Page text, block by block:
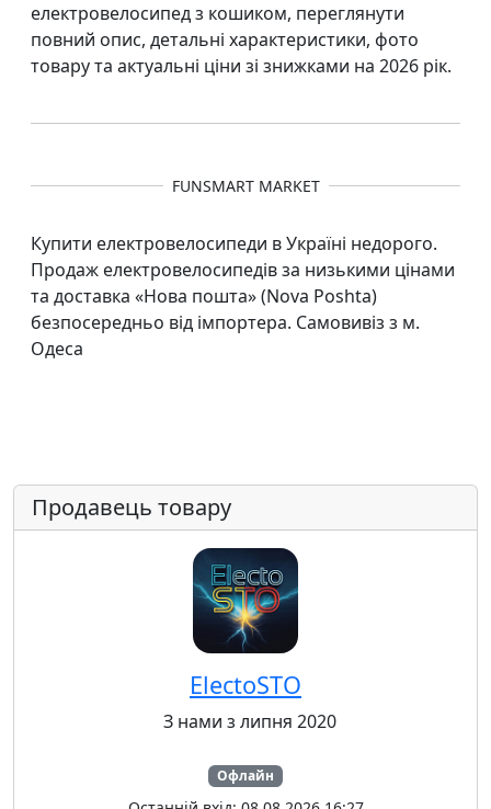
електровелосипед з кошиком, переглянути
повний опис, детальні характеристики, фото
товару та актуальні ціни зі знижками на 2026 рік.
FUNSMART MARKET
Купити електровелосипеди в Україні недорого.
Продаж електровелосипедів за низькими цінами
та доставка «Нова пошта» (Nova Poshta)
безпосередньо від імпортера. Самовивіз з м.
Одеса
Продавець товару
ElectoSTO
З нами з липня 2020
Офлайн